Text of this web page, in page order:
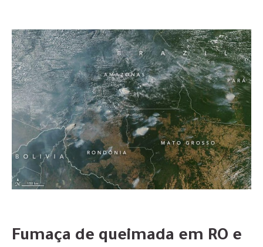
Fumaça de queimada em RO e